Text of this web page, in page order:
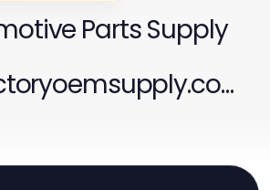
Parts Supply